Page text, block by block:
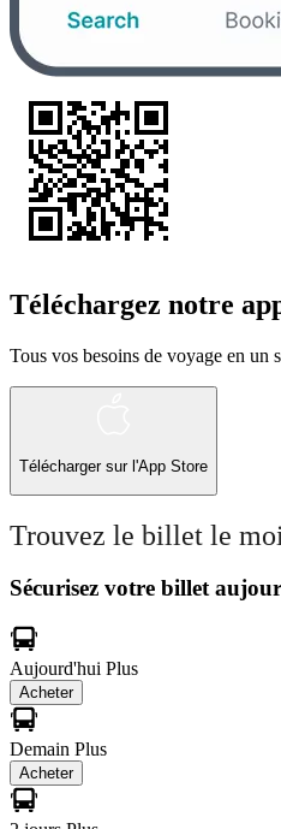
Téléchargez notre
Tous vos besoins de voyage en un
Télécharger sur l'App Store
Trouvez le billet le
Sécurisez votre billet
Aujourd'hui Plus
Acheter
Demain Plus
Acheter